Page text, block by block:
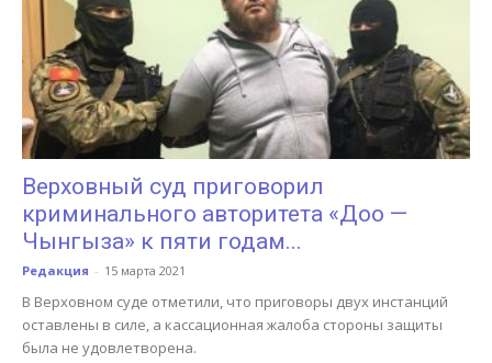
Верховный суд приговорил
криминального авторитета «Доо —
Чынгыза» к пяти годам...
Редакция - 15 марта 2021
В Верховном суде отметили, что приговоры двух инстанций
оставлены в силе, а кассационная жалоба стороны защиты
была не удовлетворена.